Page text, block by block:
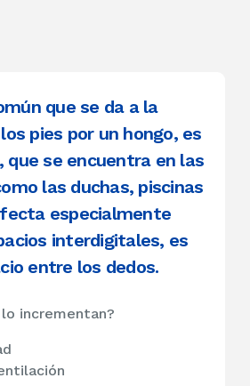
que se da a la
pies por un hongo, es
se encuentra en las
las duchas, piscinas
especialmente
interdigitales, es
entre los dedos.
incrementan?